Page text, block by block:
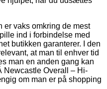
er vaks omkring de mest
ind i forbindelse med
butikken garanterer. I den
at man til enhver tid
man en anden gang kan
Newcastle Overall – Hi-
om man er på shopping